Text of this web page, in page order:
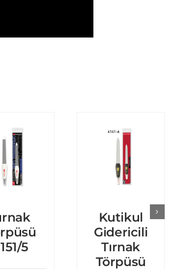
5
Kutikul
Gidericili
Tırnak
Törpüsü